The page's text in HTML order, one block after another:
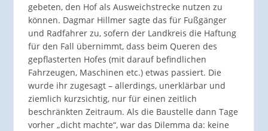
gebeten, den Hof als Ausweichstrecke nutzen zu
können. Dagmar Hillmer sagte das für Fußgänger
und Radfahrer zu, sofern der Landkreis die Haftung
für den Fall übernimmt, dass beim Queren des
gepflasterten Hofes (mit darauf befindlichen
Fahrzeugen, Maschinen etc.) etwas passiert. Die
wurde ihr zugesagt – allerdings, unerklärbar und
ziemlich kurzsichtig, nur für einen zeitlich
beschränkten Zeitraum. Als die Baustelle dann Tage
vorher „dicht machte“, war das Dilemma da: keine